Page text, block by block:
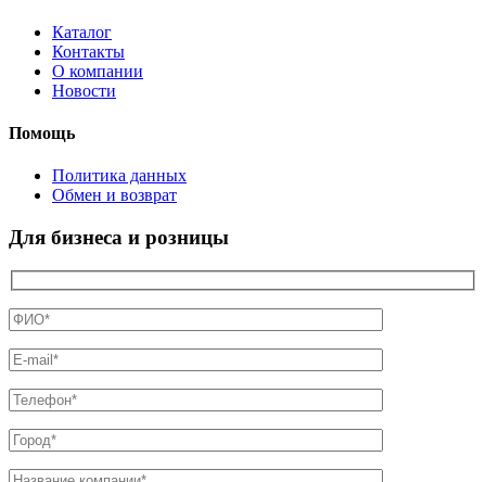
Каталог
Контакты
О компании
Новости
Помощь
Политика данных
Обмен и возврат
Для бизнеса и розницы